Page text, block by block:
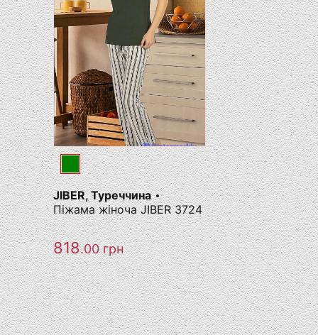
JIBER, Туреччина
Піжама жіноча JIBER 3724
818.00грн